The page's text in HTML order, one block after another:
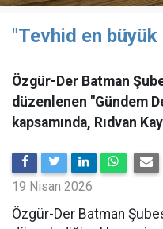
"Tevhid en
Özgür-Der Batman
düzenlenen "Gündem
kapsamında, Rıdvan
19 Nisan 2026
​Özgür-Der Batman